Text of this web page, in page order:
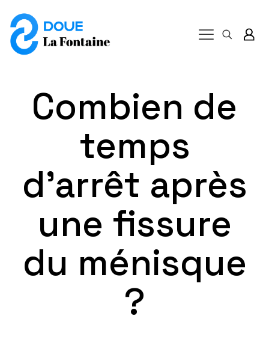
Combien de
temps
d’arrêt après
une fissure
du ménisque
?